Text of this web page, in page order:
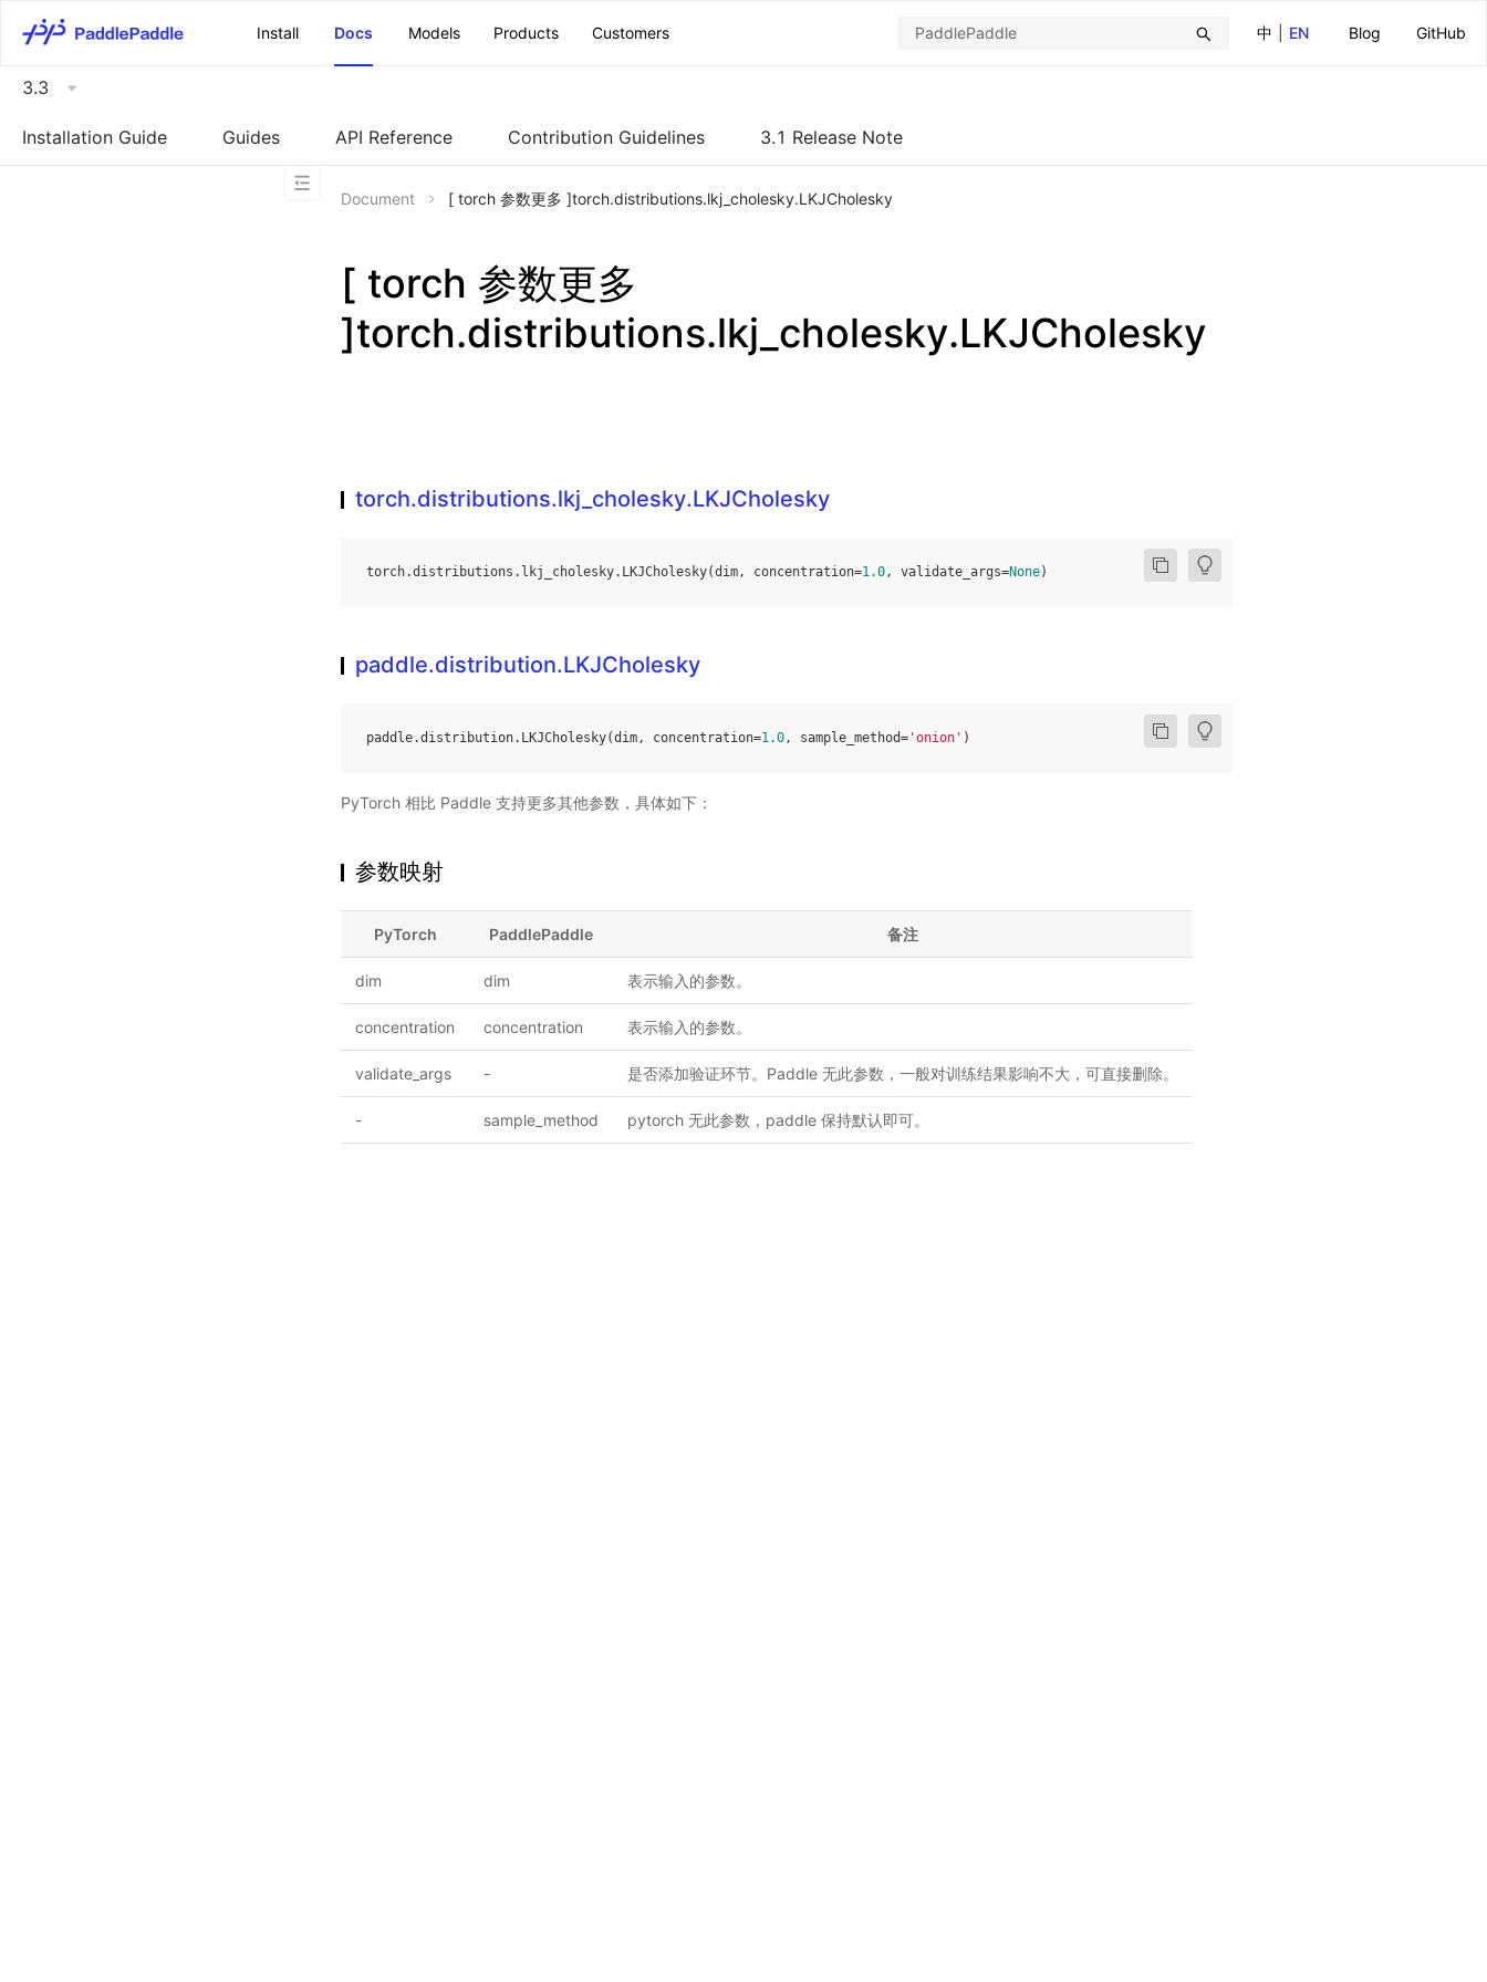
中
EN Blog GitHub
Install Docs Models Products Customers
3.3
Installation Guide Guides API Reference Contribution Guidelines 3.1 Release Note
Document [ torch 参数更多 ]torch.distributions.lkj_cholesky.LKJCholesky
[ torch 参数更多
]torch.distributions.lkj_cholesky.LKJCholesky
torch.distributions.lkj_cholesky.LKJCholesky
torch.distributions . lkj_cholesky. LKJCholesky(dim, concentration=1.0, validate_args=None)
paddle.distribution.LKJCholesky
paddle.distribution. LKJCholesky(dim, concentration=1.0, sample_method= 'onion' )
PyTorch 相比 Paddle 支持更多其他参数，具体如下：
参数映射
PyTorch PaddlePaddle 备注
dim dim 表示输入的参数。
concentration concentration 表示输入的参数。
validate_args - 是否添加验证环节。Paddle 无此参数，一般对训练结果影响不大，可直接删除。
- sample_method pytorch 无此参数，paddle 保持默认即可。